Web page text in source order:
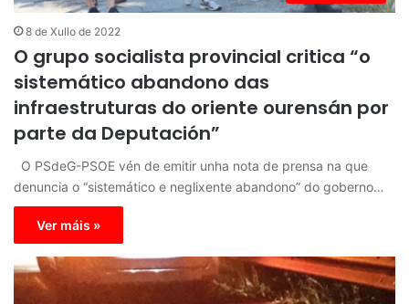
8 de Xullo de 2022
O grupo socialista provincial critica “o
sistemático abandono das
infraestruturas do oriente ourensán por
parte da Deputación”
O PSdeG-PSOE vén de emitir unha nota de prensa na que
denuncia o “sistemático e neglixente abandono” do goberno…
Ver máis »